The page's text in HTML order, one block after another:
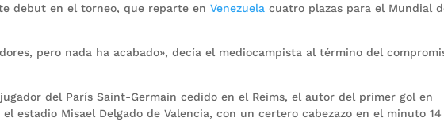
debut en el torneo, que reparte enVenezuela cuatro plazas para el Mundial
pero nada ha acabado», decía el mediocampista al término del
del París Saint-Germain cedido en el Reims, el autor del primer gol en
estadio Misael Delgado de Valencia, con un certero cabezazo en el minuto 14